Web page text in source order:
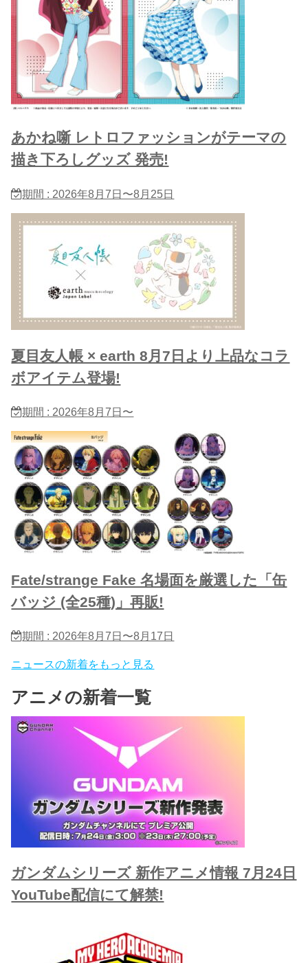
あかね噺 レトロファッションがテーマの
描き下ろしグッズ 発売!
期間 : 2026年8月7日〜8月25日
夏目友人帳 × earth 8月7日より上品なコラ
ボアイテム登場!
期間 : 2026年8月7日〜
Fate/strange Fake 名場面を厳選した「缶
バッジ (全25種)」再販!
期間 : 2026年8月7日〜8月17日
ニュースの新着をもっと見る
アニメの新着一覧
ガンダムシリーズ 新作アニメ情報 7月24日
YouTube配信にて解禁!